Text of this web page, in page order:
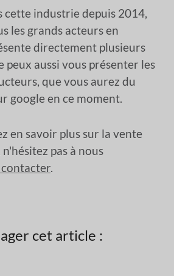
cette industrie depuis 2014,
les grands acteurs en
directement plusieurs
peux aussi vous présenter les
que vous aurez du
google en ce moment.
en savoir plus sur la vente
pas à nous
.
cet article :